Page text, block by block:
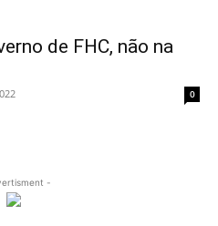
de FHC, não na
0
-